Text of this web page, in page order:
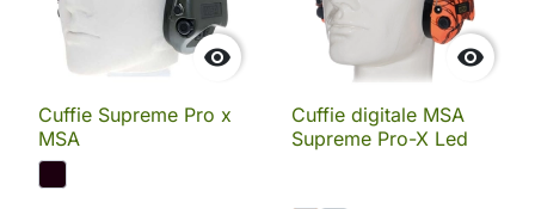

Cuffie Supreme Pro x
MSA

Cuffie digitale MSA
Supreme Pro-X Led